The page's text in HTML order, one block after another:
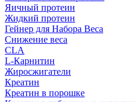
Яичный протеин
Жидкий протеин
Гейнер для Набора Веса
Снижение веса
CLA
L-Карнитин
Жиросжигатели
Креатин
Креатин в порошке